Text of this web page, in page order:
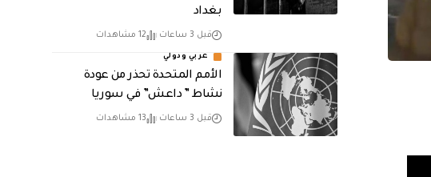
بغداد
قبل 3 ساعات 12 مشاهدات
عربي ودولي
الأمم المتحدة تحذر من عودة
نشاط ” داعش” في سوريا
قبل 3 ساعات 13 مشاهدات